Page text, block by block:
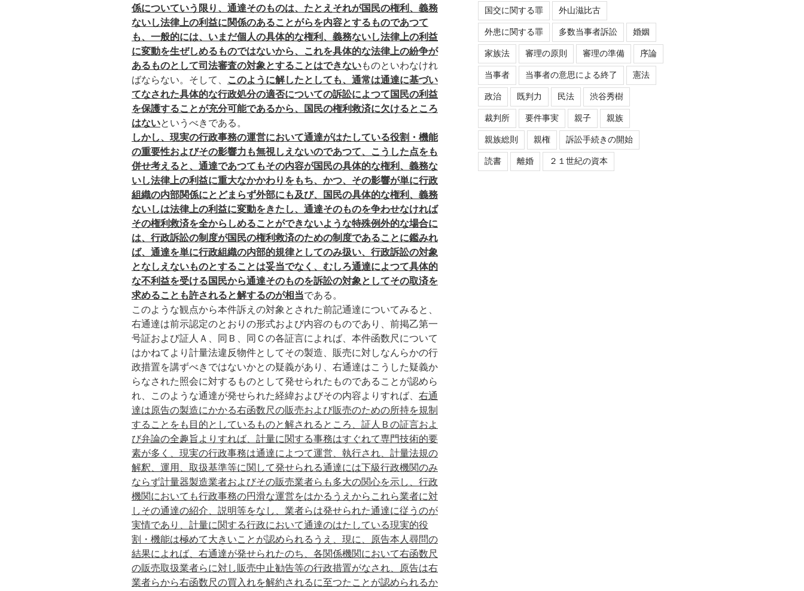
係についていう限り、通達そのものは、たとえそれが国民の権利、義務
ないし法律上の利益に関係のあることがらを内容とするものであつて
も、一般的には、いまだ個人の具体的な権利、義務ないし法律上の利益
に変動を生ぜしめるものではないから、これを具体的な法律上の紛争が
あるものとして司法審査の対象とすることはできないものといわなけれ
ばならない。そして、
このように解したとしても、通常は通達に基づい
てなされた具体的な行政処分の適否についての訴訟によつて国民の利益
を保護することが充分可能であるから、国民の権利救済に欠けるところ
はないというべきである。
しかし、現実の行政事務の運営において通達がはたしている役割・機能
の重要性およびその影響力も無視しえないのであつて、こうした点をも
併せ考えると、通達であつてもその内容が国民の具体的な権利、義務な
いし法律上の利益に重大なかかわりをもち、かつ、その影響が単に行政
組織の内部関係にとどまらず外部にも及び、国民の具体的な権利、義務
ないしは法律上の利益に変動をきたし、通達そのものを争わせなければ
その権利救済を全からしめることができないような特殊例外的な場合に
は、行政訴訟の制度が国民の権利救済のための制度であることに鑑みれ
ば、通達を単に行政組織の内部的規律としてのみ扱い、行政訴訟の対象
となしえないものとすることは妥当でなく、むしろ通達によつて具体的
な不利益を受ける国民から通達そのものを訴訟の対象としてその取済を
求めることも許されると解するのが相当である。
このような観点から本件訴えの対象とされた前記通達についてみると、
右通達は前示認定のとおりの形式および内容のものであり、前掲乙第一
号証および証人Ａ、同Ｂ、同Ｃの各証言によれば、本件函数尺について
はかねてより計量法違反物件としてその製造、販売に対しなんらかの行
政措置を講ずべきではないかとの疑義があり、右通達はこうした疑義か
らなされた照会に対するものとして発せられたものであることが認めら
れ、このような通達が発せられた経緯およびその内容よりすれば、 右通
達は原告の製造にかかる右函数尺の販売および販売のための所持を規制
することをも目的としているものと解されるところ、証人Ｂの証言およ
び弁論の全趣旨よりすれば、計量に関する事務はすぐれて専門技術的要
素が多く、現実の行政事務は通達によつて運営、執行され、計量法規の
解釈、運用、取扱基準等に関して発せられる通達には下級行政機関のみ
ならず計量器製造業者およびその販売業者らも多大の関心を示し、行政
機関においても行政事務の円滑な運営をはかるうえからこれら業者に対
しその通達の紹介、説明等をなし、業者らは発せられた通達に従うのが
実情であり、計量に関する行政において通達のはたしている現実的役
割・機能は極めて大きいことが認められるうえ、現に、原告本人尋問の
結果によれば、右通達が発せられたのち、各関係機関において右函数尺
の販売取扱業者らに対し販売中止勧告等の行政措置がなされ、原告は右
業者らから右函数尺の買入れを解約されるに至つたことが認められるか
国交に関する罪 外山滋比古
外患に関する罪 多数当事者訴訟 婚姻
家族法 審理の原則 審理の準備 序論
当事者 当事者の意思による終了 憲法
政治 既判力 民法 渋谷秀樹
裁判所 要件事実 親子 親族
親族総則 親権 訴訟手続きの開始
読書 離婚 ２１世紀の資本